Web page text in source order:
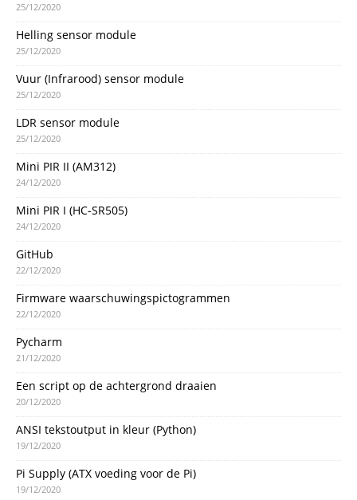
25/12/2020
Helling sensor module
25/12/2020
Vuur (Infrarood) sensor module
25/12/2020
LDR sensor module
25/12/2020
Mini PIR II (AM312)
24/12/2020
Mini PIR I (HC-SR505)
24/12/2020
GitHub
22/12/2020
Firmware waarschuwingspictogrammen
22/12/2020
Pycharm
21/12/2020
Een script op de achtergrond draaien
20/12/2020
ANSI tekstoutput in kleur (Python)
19/12/2020
Pi Supply (ATX voeding voor de Pi)
19/12/2020